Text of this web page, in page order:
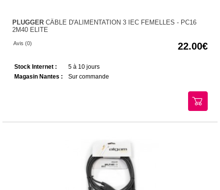
PLUGGER CÂBLE D'ALIMENTATION 3 IEC FEMELLES - PC16
2M40 ELITE
Avis (0) 22.00
Stock Internet :
5 à 10 jours
Magasin Nantes :
Sur commande